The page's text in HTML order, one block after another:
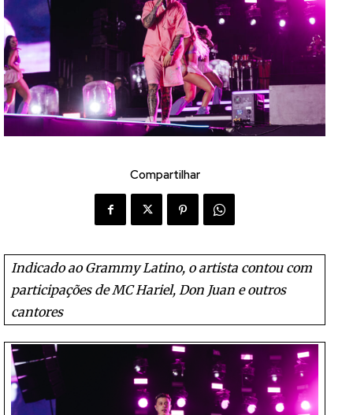
Compartilhar
Indicado ao Grammy Latino, o artista contou com
participações de MC Hariel, Don Juan e outros
cantores